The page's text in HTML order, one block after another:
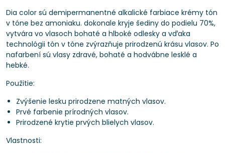
Dia color sú demipermanentné alkalické farbiace krémy tón
v tóne bez amoniaku. dokonale kryje šediny do podielu 70%,
vytvára vo vlasoch bohaté a hlboké odlesky a vďaka
technológii tón v tóne zvýrazňuje prirodzenú krásu vlasov. Po
nafarbení sú vlasy zdravé, bohaté a hodvábne lesklé a
hebké.
Použitie:
Zvýšenie lesku prirodzene matných vlasov.
Prvé farbenie prírodných vlasov.
Prirodzené krytie prvých blielych vlasov.
Vlastnosti: